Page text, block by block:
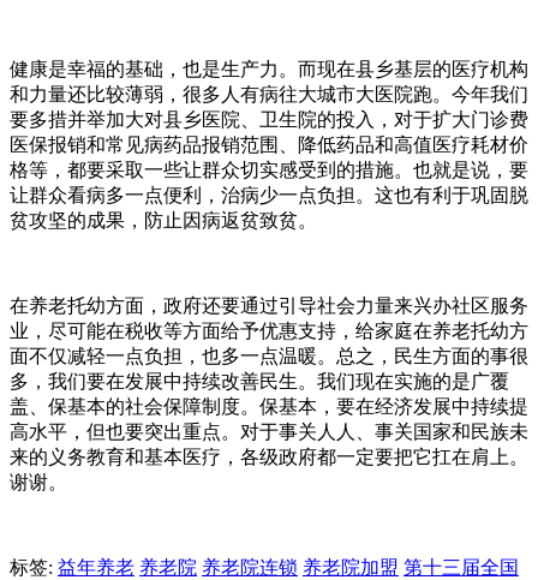
健康是幸福的基础，也是生产力。而现在县乡基层的医疗机构
和力量还比较薄弱，很多人有病往大城市大医院跑。今年我们
要多措并举加大对县乡医院、卫生院的投入，对于扩大门诊费
医保报销和常见病药品报销范围、降低药品和高值医疗耗材价
格等，都要采取一些让群众切实感受到的措施。也就是说，要
让群众看病多一点便利，治病少一点负担。这也有利于巩固脱
贫攻坚的成果，防止因病返贫致贫。
在养老托幼方面，政府还要通过引导社会力量来兴办社区服务
业，尽可能在税收等方面给予优惠支持，给家庭在养老托幼方
面不仅减轻一点负担，也多一点温暖。总之，民生方面的事很
多，我们要在发展中持续改善民生。我们现在实施的是广覆
盖、保基本的社会保障制度。保基本，要在经济发展中持续提
高水平，但也要突出重点。对于事关人人、事关国家和民族未
来的义务教育和基本医疗，各级政府都一定要把它扛在肩上。
谢谢。
标签: 益年养老 养老院 养老院连锁 养老院加盟 第十三届全国